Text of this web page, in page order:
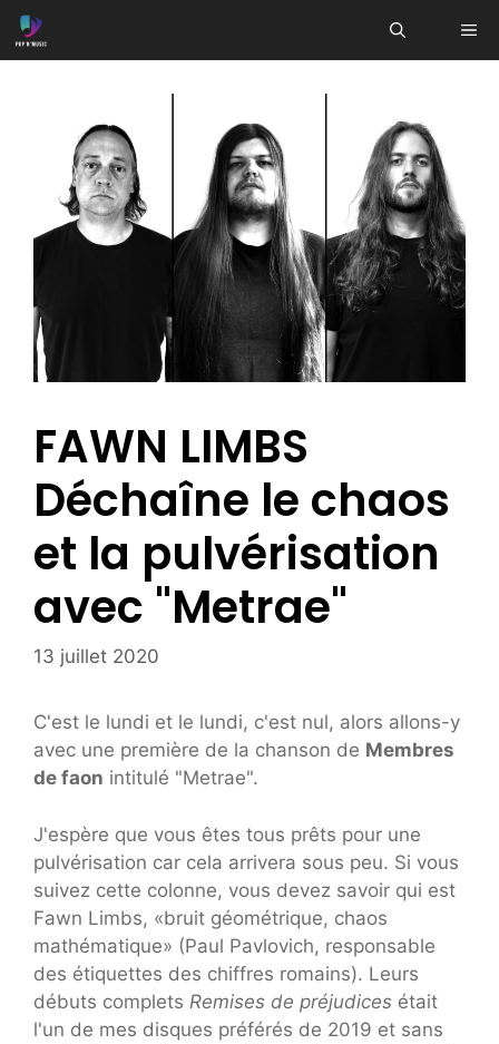
Aller
au
FAWN LIMBS
Déchaîne le chaos
et la pulvérisation
avec "Metrae"
13 juillet 2020
C'est le lundi et le lundi, c'est nul, alors allons-y
avec une première de la chanson de Membres
de faon intitulé "Metrae".
J'espère que vous êtes tous prêts pour une
pulvérisation car cela arrivera sous peu. Si vous
suivez cette colonne, vous devez savoir qui est
Fawn Limbs, «bruit géométrique, chaos
mathématique» (Paul Pavlovich, responsable
des étiquettes des chiffres romains). Leurs
débuts complets Remises de préjudices était
l'un de mes disques préférés de 2019 et sans